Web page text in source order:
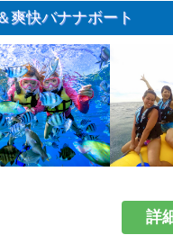
爽快バナナボート
詳